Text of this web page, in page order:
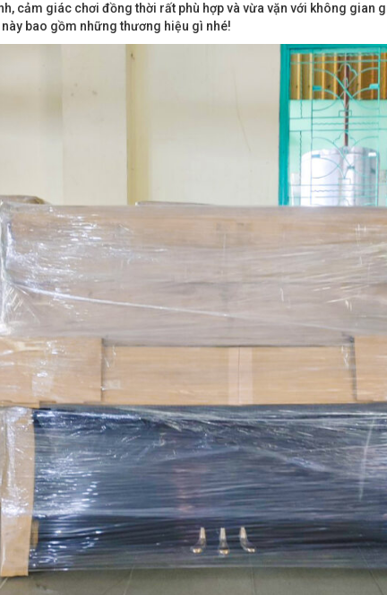
cảm giác chơi đồng thời rất phù hợp và vừa vặn với không gian
bao gồm những thương hiệu gì nhé!